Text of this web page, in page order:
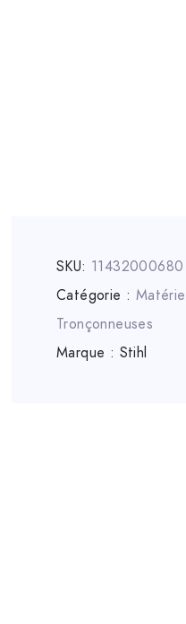
SKU: 11432000680
Catégorie :
Tronçonneuses
Marque : Stihl